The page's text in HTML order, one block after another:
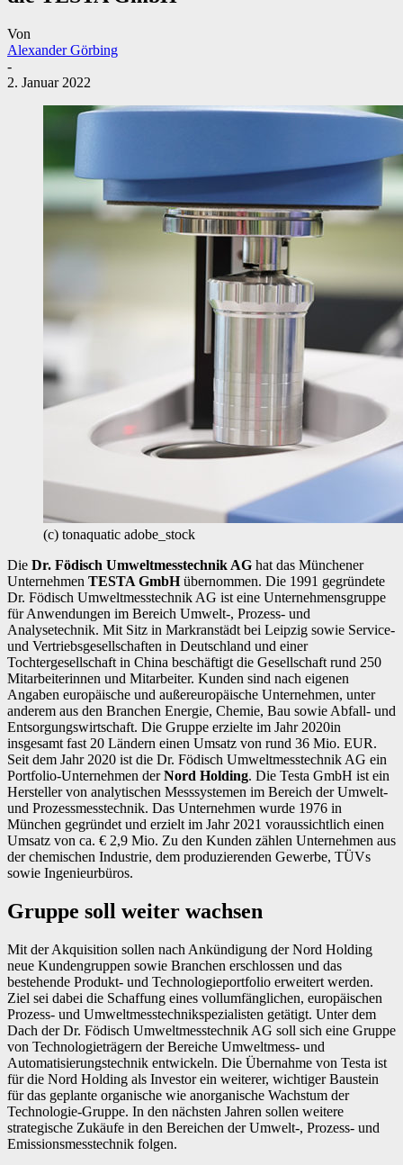
Von
Alexander Görbing
-
2. Januar 2022
(c) tonaquatic adobe_stock
Die Dr. Födisch Umweltmesstechnik AG hat das Münchener
Unternehmen TESTA GmbHübernommen. Die 1991 gegründete
Dr. Födisch Umweltmesstechnik AG ist eine Unternehmensgruppe
für Anwendungen im Bereich Umwelt-, Prozess- und
Analysetechnik. Mit Sitz in Markranstädt bei Leipzig sowie Service-
und Vertriebsgesellschaften in Deutschland und einer
Tochtergesellschaft in China beschäftigt die Gesellschaft rund 250
Mitarbeiterinnen und Mitarbeiter. Kunden sind nach eigenen
Angaben europäische und außereuropäische Unternehmen, unter
anderem aus den Branchen Energie, Chemie, Bau sowie Abfall- und
Entsorgungswirtschaft. Die Gruppe erzielte im Jahr 2020in
insgesamt fast 20 Ländern einen Umsatz von rund 36 Mio. EUR.
Seit dem Jahr 2020 ist die Dr. Födisch Umweltmesstechnik AG ein
Portfolio-Unternehmen derNord Holding. Die Testa GmbH ist ein
Hersteller von analytischen Messsystemen im Bereich der Umwelt-
und Prozessmesstechnik. Das Unternehmen wurde 1976 in
München gegründet und erzielt im Jahr 2021 voraussichtlich einen
Umsatz von ca. € 2,9 Mio. Zu den Kunden zählen Unternehmen aus
der chemischen Industrie, dem produzierenden Gewerbe, TÜVs
sowie Ingenieurbüros.
Gruppe soll weiter wachsen
Mit der Akquisition sollen nach Ankündigung der Nord Holding
neue Kundengruppen sowie Branchen erschlossen und das
bestehende Produkt- und Technologieportfolio erweitert werden.
Ziel sei dabei die Schaffung eines vollumfänglichen, europäischen
Prozess- und Umweltmesstechnikspezialisten getätigt. Unter dem
Dach der Dr. Födisch Umweltmesstechnik AG soll sich eine Gruppe
von Technologieträgern der Bereiche Umweltmess- und
Automatisierungstechnik entwickeln. Die Übernahme von Testa ist
für die Nord Holding als Investor ein weiterer, wichtiger Baustein
für das geplante organische wie anorganische Wachstum der
Technologie-Gruppe. In den nächsten Jahren sollen weitere
strategische Zukäufe in den Bereichen der Umwelt-, Prozess- und
Emissionsmesstechnik folgen.